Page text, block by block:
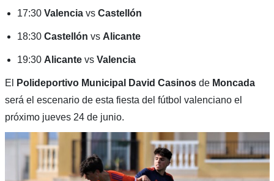
17:30 Valenciavs Castellón
18:30 Castellón vs Alicante
19:30 Alicantevs Valencia
El Polideportivo Municipal David Casinos de Moncada
será el escenario de esta fiesta del fútbol valenciano el
próximo jueves 24 de junio.